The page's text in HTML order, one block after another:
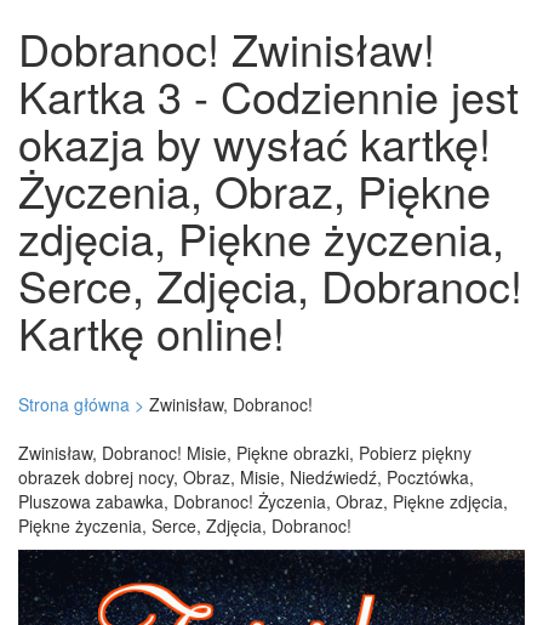
Dobranoc! Zwinisław!
Kartka 3 - Codziennie jest
okazja by wysłać kartkę!
Życzenia, Obraz, Piękne
zdjęcia, Piękne życzenia,
Serce, Zdjęcia, Dobranoc!
Kartkę online!
Strona główna > Zwinisław, Dobranoc!
Zwinisław, Dobranoc! Misie, Piękne obrazki, Pobierz piękny
obrazek dobrej nocy, Obraz, Misie, Niedźwiedź, Pocztówka,
Pluszowa zabawka, Dobranoc! Życzenia, Obraz, Piękne zdjęcia,
Piękne życzenia, Serce, Zdjęcia, Dobranoc!